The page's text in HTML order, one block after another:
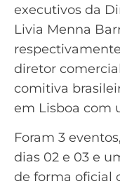
executivos da
Livia Menna
diretor
comitiva
em Lisboa com
Foram 3
dias 02 e 03 e
de forma oficial